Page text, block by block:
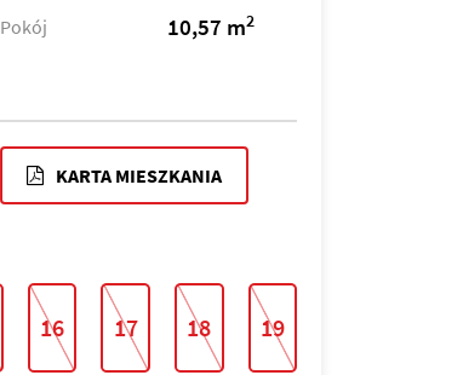
Pokój 10,57 m2
KARTA MIESZKANIA
16 17 18 19